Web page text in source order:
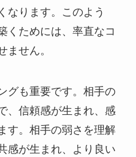
なります。このよう
くためには、率直なコ
ません。
グも重要です。相手の
、信頼感が生まれ、感
す。相手の弱さを理解
感が生まれ、より良い